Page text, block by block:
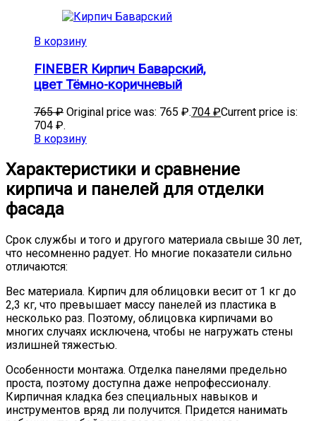
В корзину
FINEBER Кирпич Баварский,
цвет Тёмно-коричневый
765₽ Original price was: 765 ₽.704 ₽Current price is:
704 ₽.
В корзину
Характеристики и сравнение
кирпича и панелей для отделки
фасада
Срок службы и того и другого материала свыше 30 лет,
что несомненно радует. Но многие показатели сильно
отличаются:
Вес материала. Кирпич для облицовки весит от 1 кг до
2,3 кг, что превышает массу панелей из пластика в
несколько раз. Поэтому, облицовка кирпичами во
многих случаях исключена, чтобы не нагружать стены
излишней тяжестью.
Особенности монтажа. Отделка панелями предельно
проста, поэтому доступна даже непрофессионалу.
Кирпичная кладка без специальных навыков и
инструментов вряд ли получится. Придется нанимать